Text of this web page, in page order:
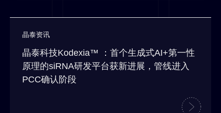
晶泰资讯
晶泰科技Kodexia™ ：首个生成式AI+第一性
原理的siRNA研发平台获新进展，管线进入
PCC确认阶段